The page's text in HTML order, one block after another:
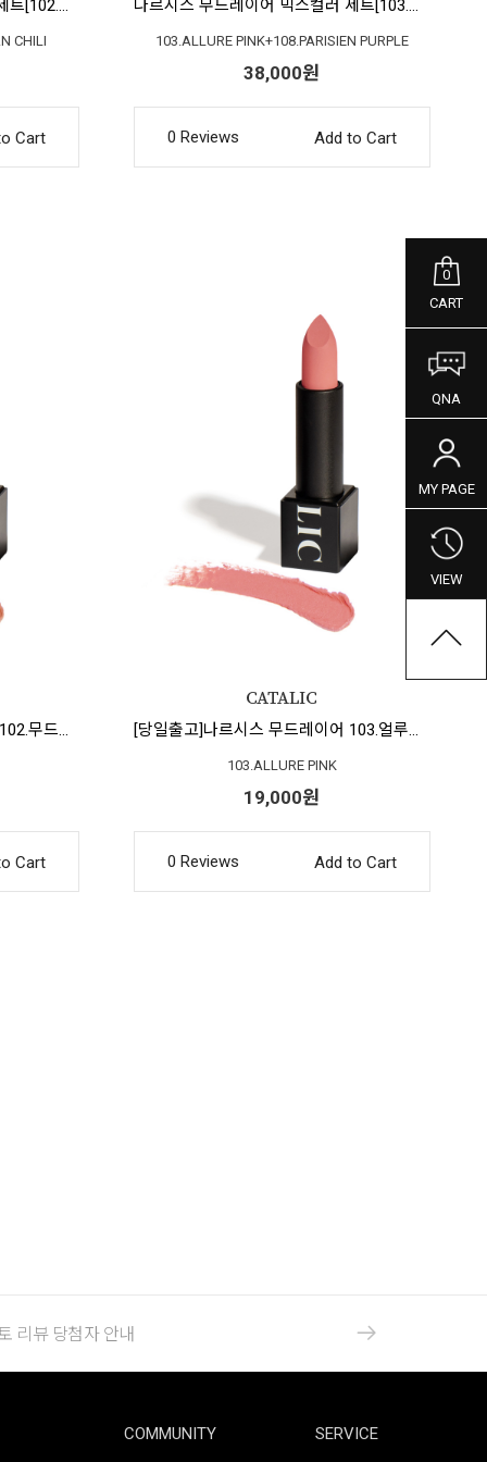
0
CART
QNA
MY PAGE
VIEW
나르시스 무드레이어 믹스컬러 세트[102.무드포커스+106.어반칠리]
CHILI
Cart
나르시스 무드레이어 믹스컬러 세트[103.얼루어핑크+108.파리지앵퍼플]
103.ALLURE PINK+108.PARISIEN PURPLE
38,000원
0 Reviews Add to Cart
Cart
103.ALLURE PINK
19,000원
0 Reviews Add to Cart
리뷰 당첨자 안내
COMMUNITY SERVICE